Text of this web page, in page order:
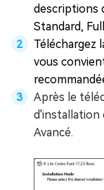
descriptions
Standard,
Téléchargez
vous
Après le
d'installation
Avancé.